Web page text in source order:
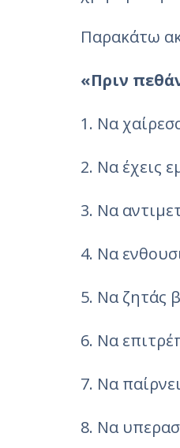
Παρακάτω
«Πριν
1. Να
2. Να έχεις
3. Να
4. Να
5. Να ζητάς
6. Να
7. Να
8. Να